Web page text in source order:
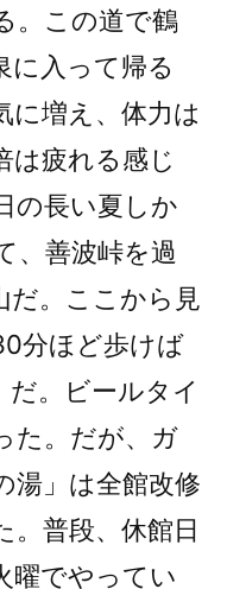
。この道で鶴
に入って帰る
に増え、体力は
は疲れる感じ
の長い夏しか
、善波峠を過
だ。ここから見
分ほど歩けば
だ。ビールタイ
た。だが、ガ
湯」は全館改修
。普段、休館日
曜でやってい